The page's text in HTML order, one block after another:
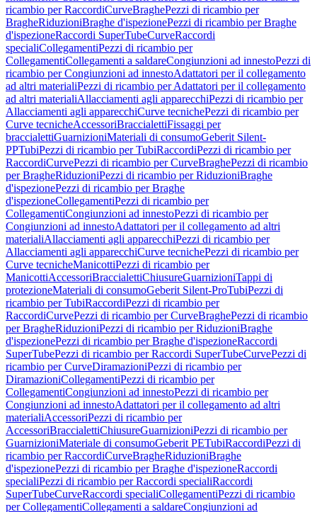
ricambio per RaccordiCurveBraghePezzi di ricambio per
BragheRiduzioniBraghe d'ispezionePezzi di ricambio per Braghe
d'ispezioneRaccordi SuperTubeCurveRaccordi
specialiCollegamentiPezzi di ricambio per
CollegamentiCollegamenti a saldareCongiunzioni ad innestoPezzi di
ricambio per Congiunzioni ad innestoAdattatori per il collegamento
ad altri materialiPezzi di ricambio per Adattatori per il collegamento
ad altri materialiAllacciamenti agli apparecchiPezzi di ricambio per
Allacciamenti agli apparecchiCurve tecnichePezzi di ricambio per
Curve tecnicheAccessoriBraccialettiFissaggi per
braccialettiGuarnizioniMateriali di consumoGeberit Silent-
PPTubiPezzi di ricambio per TubiRaccordiPezzi di ricambio per
RaccordiCurvePezzi di ricambio per CurveBraghePezzi di ricambio
per BragheRiduzioniPezzi di ricambio per RiduzioniBraghe
d'ispezionePezzi di ricambio per Braghe
d'ispezioneCollegamentiPezzi di ricambio per
CollegamentiCongiunzioni ad innestoPezzi di ricambio per
Congiunzioni ad innestoAdattatori per il collegamento ad altri
materialiAllacciamenti agli apparecchiPezzi di ricambio per
Allacciamenti agli apparecchiCurve tecnichePezzi di ricambio per
Curve tecnicheManicottiPezzi di ricambio per
ManicottiAccessoriBraccialettiChiusureGuarnizioniTappi di
protezioneMateriali di consumoGeberit Silent-ProTubiPezzi di
ricambio per TubiRaccordiPezzi di ricambio per
RaccordiCurvePezzi di ricambio per CurveBraghePezzi di ricambio
per BragheRiduzioniPezzi di ricambio per RiduzioniBraghe
d'ispezionePezzi di ricambio per Braghe d'ispezioneRaccordi
SuperTubePezzi di ricambio per Raccordi SuperTubeCurvePezzi di
ricambio per CurveDiramazioniPezzi di ricambio per
DiramazioniCollegamentiPezzi di ricambio per
CollegamentiCongiunzioni ad innestoPezzi di ricambio per
Congiunzioni ad innestoAdattatori per il collegamento ad altri
materialiAccessoriPezzi di ricambio per
AccessoriBraccialettiChiusureGuarnizioniPezzi di ricambio per
GuarnizioniMateriale di consumoGeberit PETubiRaccordiPezzi di
ricambio per RaccordiCurveBragheRiduzioniBraghe
d'ispezionePezzi di ricambio per Braghe d'ispezioneRaccordi
specialiPezzi di ricambio per Raccordi specialiRaccordi
SuperTubeCurveRaccordi specialiCollegamentiPezzi di ricambio
per CollegamentiCollegamenti a saldareCongiunzioni ad